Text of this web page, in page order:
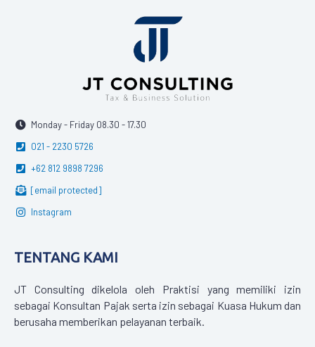
Monday - Friday 08.30 - 17.30
021 - 2230 5726
+62 812 9898 7296
[email protected]
Instagram
TENTANG KAMI
JT Consulting dikelola oleh Praktisi yang memiliki izin
sebagai Konsultan Pajak serta izin sebagai Kuasa Hukum dan
berusaha memberikan pelayanan terbaik.